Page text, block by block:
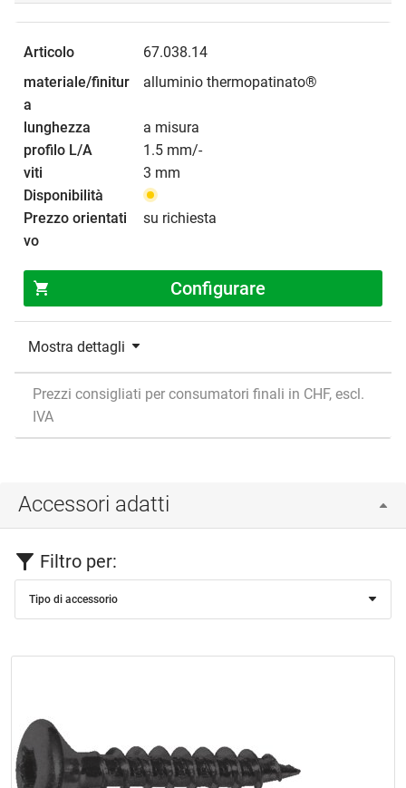
67.038.14
alluminio thermopatinato®
a misura
1.5 mm/-
3 mm
su richiesta
Configurare
Mostra dettagli
Prezzi consigliati per consumatori finali in CHF, escl.
IVA
Accessori adatti
Filtro per:
Tipo di accessorio